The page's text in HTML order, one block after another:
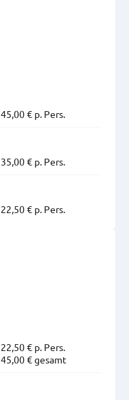
45,00 € p. Pers.
35,00 € p. Pers.
22,50 € p. Pers.
22,50 € p. Pers.
45,00 € gesamt